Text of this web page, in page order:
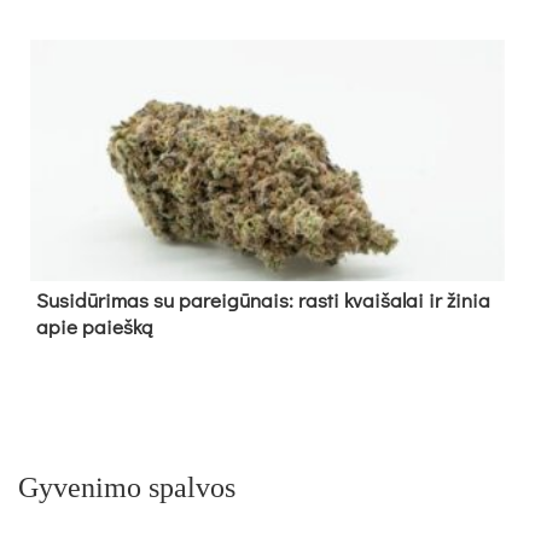
Su­si­dū­ri­mas su pa­rei­gū­nais: ras­ti kvai­ša­lai ir ži­nia
apie paieš­ką
Gyvenimo spalvos